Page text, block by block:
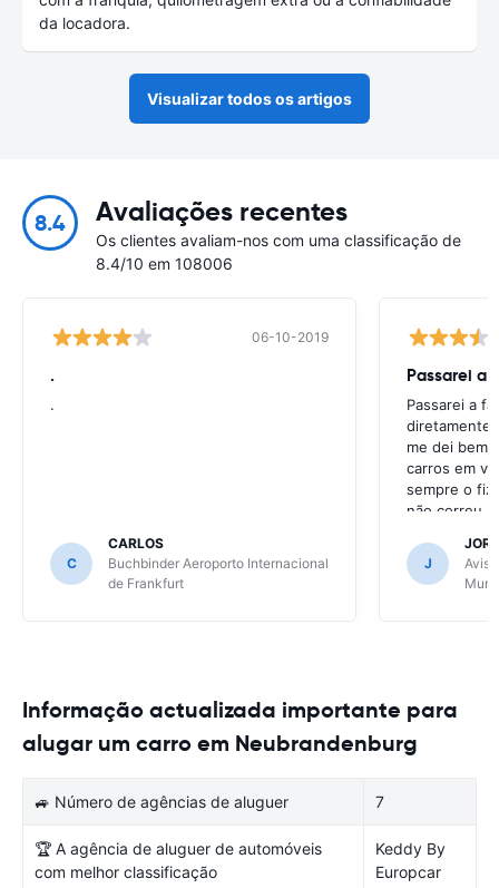
da locadora.
Visualizar todos os artigos
8.4 Avaliações recentes
Os clientes avaliam-nos com uma classificação de
8.4/10 em 108006
06-10-2019
.
.
C
CARLOS
Buchbinder Aeroporto Internacional
de Frankfurt
Passarei a
Passarei a
diretamente
me dei bem
carros em
sempre o fiz
não correu
J
Avis
Informação actualizada importante para
alugar um carro em Neubrandenburg
🚙 Número de agências de aluguer 7
🏆 A agência de aluguer de automóveis
com melhor classificação
Keddy By
Europcar